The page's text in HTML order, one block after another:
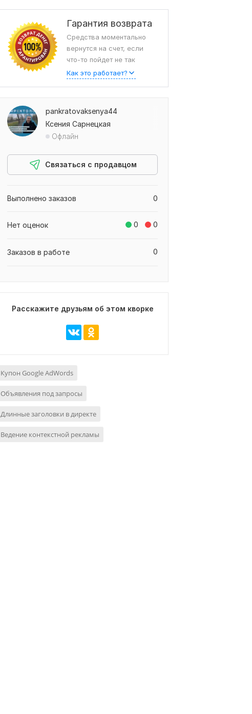
Гарантия возврата
Средства моментально
вернутся на счет, если
что-то пойдет не так
Как это работает?
pankratovaksenya44
Ксения Сарнецкая
Офлайн
Связаться с продавцом
0
Выполнено заказов
0 0
Нет оценок
0
Заказов в работе
Расскажите друзьям об этом кворке
Купон Google AdWords
Объявления под запросы
Длинные заголовки в директе
Ведение контекстной рекламы